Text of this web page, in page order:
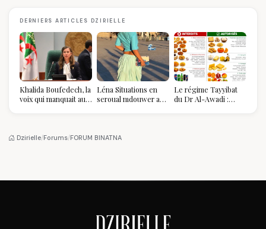
DERNIERS ARTICLES DZIRIELLE
Khalida Boufedech, la
voix qui manquait au
Léna Situations en
seroual mdouwer au
pièce mode de l'été
Le régime Tayyibat
du Dr Al-Awadi :
Dzirielle/Forums/FORUM BINATNA